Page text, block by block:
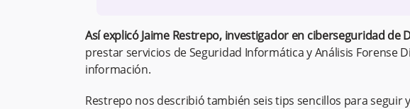
Así explicó Jaime Restrepo, investigador en ciberseguridad de
prestar servicios de Seguridad Informática y Análisis Forense
información.
Restrepo nos describió también seis tips sencillos para seguir